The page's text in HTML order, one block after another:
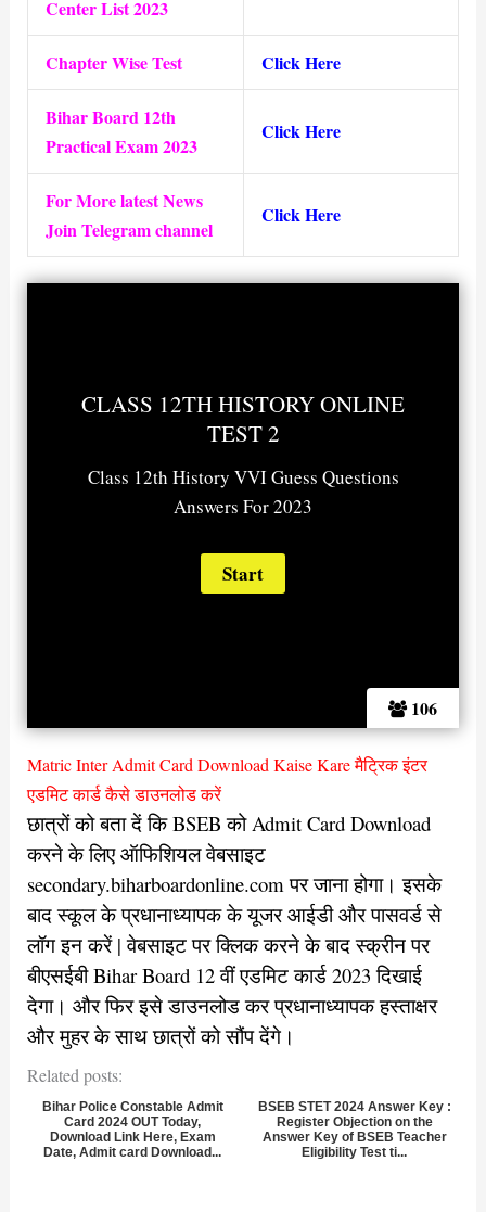
Center List 2023
Chapter Wise Test Click Here
Bihar Board 12th
Practical Exam 2023
Click Here
For More latest News
Join Telegram channel
Click Here
106
CLASS 12TH HISTORY ONLINE
TEST 2
Class 12th History VVI Guess Questions
Answers For 2023
Matric Inter Admit Card Download Kaise Kare मैट्रिक इंटर
एडमिट कार्ड कैसे डाउनलोड करें
छात्रों को बता दें कि BSEB को Admit Card Download
करने के लिए ऑफिशियल वेबसाइट
secondary.biharboardonline.com पर जाना होगा। इसके
बाद स्कूल के प्रधानाध्यापक के यूजर आईडी और पासवर्ड से
लॉग इन करें | वेबसाइट पर क्लिक करने के बाद स्क्रीन पर
बीएसईबी Bihar Board 12 वीं एडमिट कार्ड 2023 दिखाई
देगा। और फिर इसे डाउनलोड कर प्रधानाध्यापक हस्ताक्षर
और मुहर के साथ छात्रों को सौंप देंगे।
Related posts:
Bihar Police Constable Admit
Card 2024 OUT Today,
Download Link Here, Exam
Date, Admit card Download...
BSEB STET 2024 Answer Key :
Register Objection on the
Answer Key of BSEB Teacher
Eligibility Test ti...